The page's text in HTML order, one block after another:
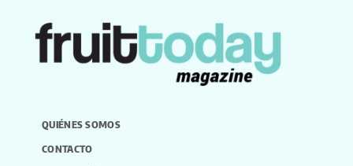
QUIÉNES SOMOS
CONTACTO